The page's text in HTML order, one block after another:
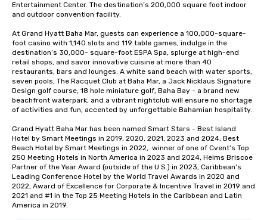
Entertainment Center. The destination’s 200,000 square foot indoor
and outdoor convention facility.
At Grand Hyatt Baha Mar, guests can experience a 100,000-square-
foot casino with 1,140 slots and 119 table games, indulge in the
destination’s 30,000- square-foot ESPA Spa, splurge at high-end
retail shops, and savor innovative cuisine at more than 40
restaurants, bars and lounges. A white sand beach with water sports,
seven pools, The Racquet Club at Baha Mar, a Jack Nicklaus Signature
Design golf course, 18 hole miniature golf, Baha Bay - a brand new
beachfront waterpark, and a vibrant nightclub will ensure no shortage
of activities and fun, accented by unforgettable Bahamian hospitality.
Grand Hyatt Baha Mar has been named Smart Stars - Best Island
Hotel by Smart Meetings in 2019, 2020, 2021, 2023 and 2024, Best
Beach Hotel by Smart Meetings in 2022,  winner of one of Cvent’s Top
250 Meeting Hotels in North America in 2023 and 2024, Helms Briscoe
Partner of the Year Award (outside of the U.S.) in 2023, Caribbean’s
Leading Conference Hotel by the World Travel Awards in 2020 and
2022, Award of Excellence for Corporate & Incentive Travel in 2019 and
2021 and #1 in the Top 25 Meeting Hotels in the Caribbean and Latin
America in 2019.